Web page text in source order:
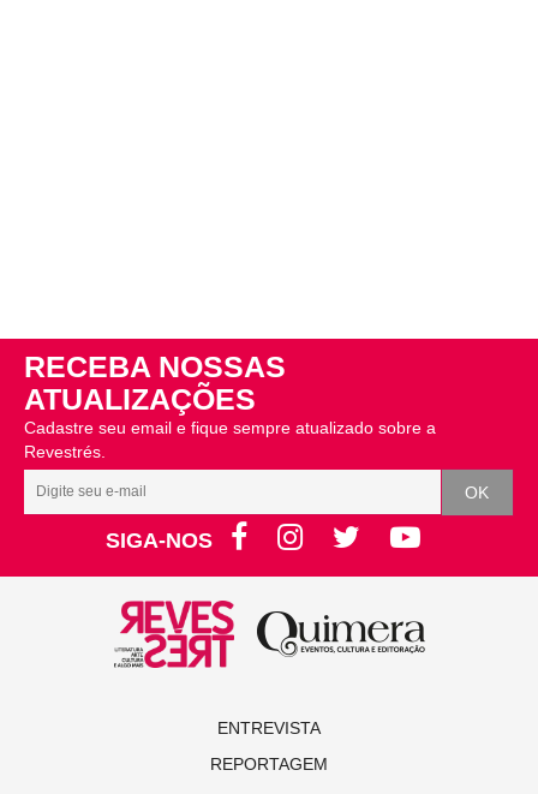
RECEBA NOSSAS
ATUALIZAÇÕES
Cadastre seu email e fique sempre atualizado sobre a
Revestrés.
SIGA-NOS
ENTREVISTA
REPORTAGEM